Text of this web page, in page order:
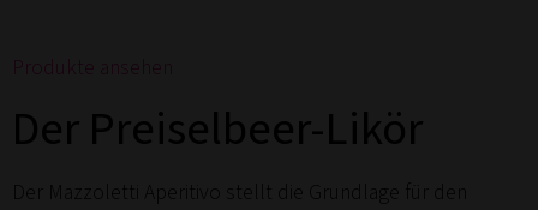
Produkte ansehen
Der Preiselbeer-Likör
Der Mazzoletti Aperitivo stellt die Grundlage für den